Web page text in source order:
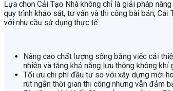
Lựa chọn Cải Tạo Nhà không chỉ là giải pháp
quy trình khảo sát, tư vấn và thi công bài bản, Cải
với nhu cầu sử dụng thực tế.
Nâng cao chất lượng sống bằng việc cải
nhiên và tăng khả năng lưu thông không
Tối ưu chi phí đầu tư so với xây dựng mới
rút ngắn thời gian thi công nhưng vẫn đảm